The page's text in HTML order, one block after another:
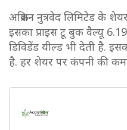
अक्रिशन नुत्रवेद लिमिटेड के
इसका प्राइस टू बुक वैल्यू
डिविडेंड यील्ड भी देती है.
है. हर शेयर पर कंपनी की